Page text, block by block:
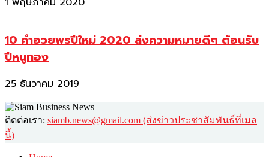
10 คำอวยพรปีใหม่ 2020 ส่งความหมายดีๆ ต้อนรับ
ปีหนูทอง
25 ธันวาคม 2019
ติดต่อเรา: siamb.news@gmail.com (ส่งข่าวประชาสัมพันธ์ที่เมล
นี้)